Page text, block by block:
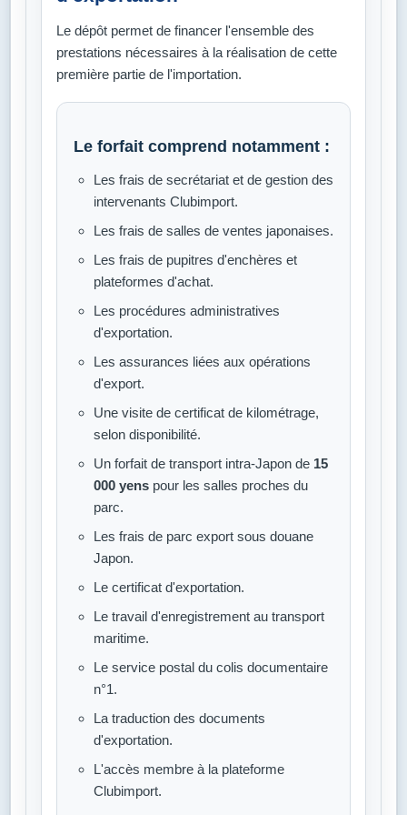
Le dépôt permet de financer l'ensemble des
prestations nécessaires à la réalisation de cette
première partie de l'importation.
Le forfait comprend notamment :
Les frais de secrétariat et de gestion des
intervenants Clubimport.
Les frais de salles de ventes japonaises.
Les frais de pupitres d'enchères et
plateformes d'achat.
Les procédures administratives
d'exportation.
Les assurances liées aux opérations
d'export.
Une visite de certificat de kilométrage,
selon disponibilité.
Un forfait de transport intra-Japon de 15
000 yens pour les salles proches du
parc.
Les frais de parc export sous douane
Japon.
Le certificat d'exportation.
Le travail d'enregistrement au transport
maritime.
Le service postal du colis documentaire
n°1.
La traduction des documents
d'exportation.
L'accès membre à la plateforme
Clubimport.